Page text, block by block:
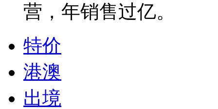
营，年销售过亿。
特价
港澳
出境